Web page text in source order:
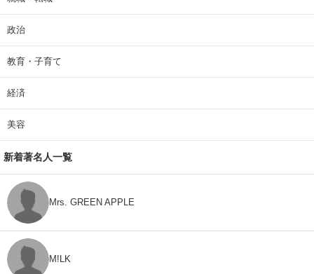
政治
教育・子育て
経済
美容
新着著名人一覧
Mrs. GREEN APPLE
M!LK